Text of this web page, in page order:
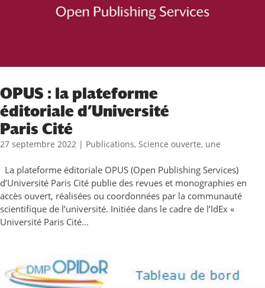
OPUS : la plateforme
éditoriale d’Université
Paris Cité
27 septembre 2022 | Publications, Science ouverte, une
La plateforme éditoriale OPUS (Open Publishing Services)
d’Université Paris Cité publie des revues et monographies en
accès ouvert, réalisées ou coordonnées par la communauté
scientifique de l’université. Initiée dans le cadre de l’IdEx «
Université Paris Cité...